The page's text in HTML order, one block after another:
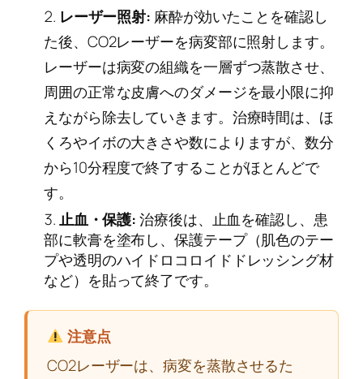
レーザー照射: 麻酔が効いたことを確認し
た後、CO2レーザーを病変部に照射します。
レーザーは病変の組織を一層ずつ蒸散させ、
周囲の正常な皮膚へのダメージを最小限に抑
えながら除去していきます。治療時間は、ほ
くろやイボの大きさや数によりますが、数分
から10分程度で終了することがほとんどで
す。
止血・保護:治療後は、止血を確認し、患
部に軟膏を塗布し、保護テープ（肌色のテー
プや透明のハイドロコロイドドレッシング材
など）を貼って終了です。
注意点
CO2レーザーは、病変を蒸散させるた